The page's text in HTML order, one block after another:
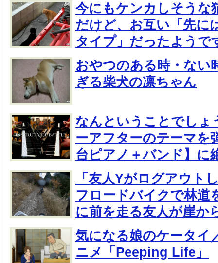
今にもケンカしそうな
だけど、お互い「先に
タイプ」だったようで
おやつのある時・ない
ぎる柴犬の凛ちゃん
なんということでしょ
ーアフターのテーマを
台ピアノ＋バンド】に
「友人Yがログアウト
フロードバイクで林道
に前を走る友人が崖か
気になる娘のケータイ
ニメ「Peeping Life」